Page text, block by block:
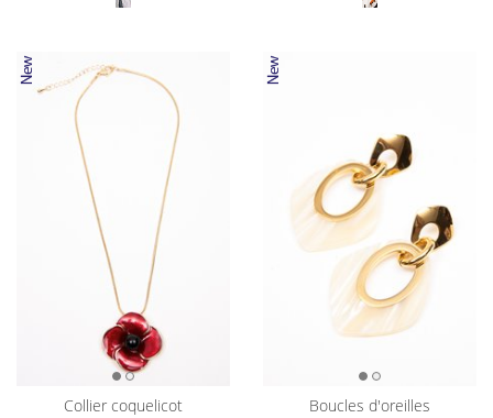
collier coquelicot
boucles d'oreilles